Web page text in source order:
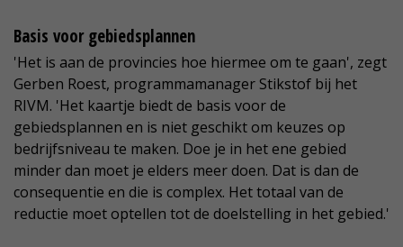
Basis voor gebiedsplannen
'Het is aan de provincies hoe hiermee om te gaan', zegt
Gerben Roest, programmamanager Stikstof bij het
RIVM. 'Het kaartje biedt de basis voor de
gebiedsplannen en is niet geschikt om keuzes op
bedrijfsniveau te maken. Doe je in het ene gebied
minder dan moet je elders meer doen. Dat is dan de
consequentie en die is complex. Het totaal van de
reductie moet optellen tot de doelstelling in het gebied.'